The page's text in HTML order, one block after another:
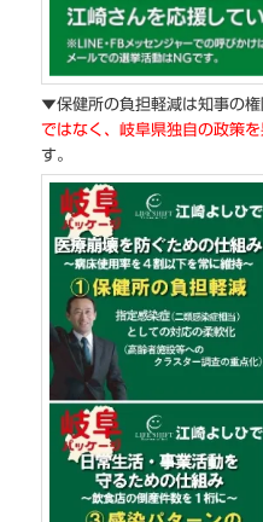
▼保健所の負担軽減は知事の権
ではなく、岐阜県独自の政策
す。